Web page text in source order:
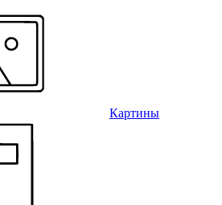
Картины